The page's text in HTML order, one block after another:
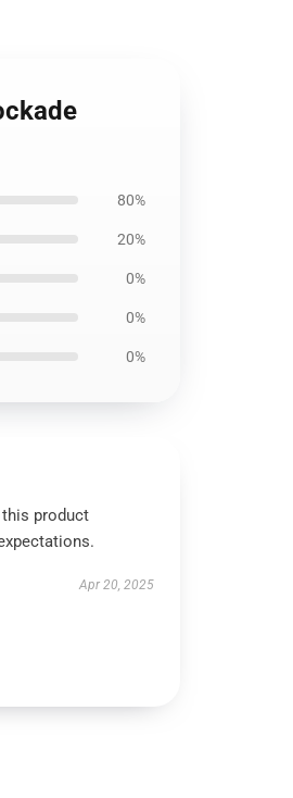
80%
20%
0%
0%
0%
this product
Apr 20, 2025